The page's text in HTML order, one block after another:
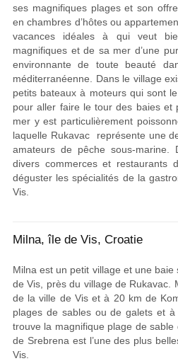
ses magnifiques plages et son
en chambres d’hôtes ou
vacances idéales à qui veut
magnifiques et de sa mer d’une
environnante de toute beauté
méditerranéenne. Dans le village
petits bateaux à moteurs qui sont
pour aller faire le tour des baies et
mer y est particulièrement
laquelle Rukavac
représente une
amateurs de pêche sous-marine.
divers commerces et restaurants
déguster les spécialités de la
Vis.
Milna, île de Vis, Croatie
Milna est un petit village et une baie
de Vis, près du village de Rukavac.
de la ville de Vis et à 20 km de
plages de sables ou de galets et
trouve la magnifique plage de
de Srebrena est l’une des plus
Vis.